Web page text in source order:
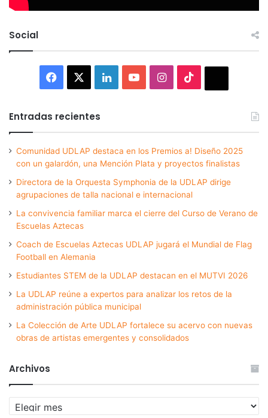
Social
Facebook LinkedInYouTubeInstagram
Entradas recientes
Comunidad UDLAP destaca en los Premios a! Diseño 2025
con un galardón, una Mención Plata y proyectos finalistas
Directora de la Orquesta Symphonia de la UDLAP dirige
agrupaciones de talla nacional e internacional
La convivencia familiar marca el cierre del Curso de Verano de
Escuelas Aztecas
Coach de Escuelas Aztecas UDLAP jugará el Mundial de Flag
Football en Alemania
Estudiantes STEM de la UDLAP destacan en el MUTVI 2026
La UDLAP reúne a expertos para analizar los retos de la
administración pública municipal
La Colección de Arte UDLAP fortalece su acervo con nuevas
obras de artistas emergentes y consolidados
Archivos
Archivos